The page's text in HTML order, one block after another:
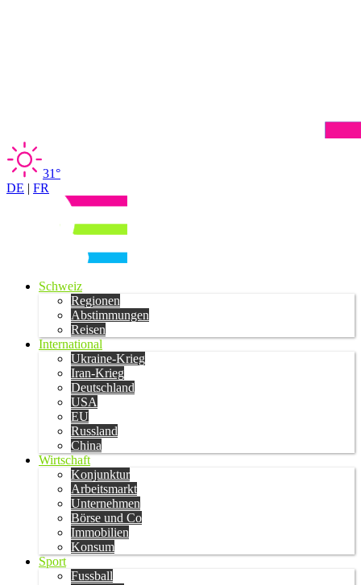
31°
DE | FR
Schweiz
Regionen
Abstimmungen
Reisen
International
Ukraine-Krieg
Iran-Krieg
Deutschland
USA
EU
Russland
China
Wirtschaft
Konjunktur
Arbeitsmarkt
Unternehmen
Börse und Co
Immobilien
Konsum
Sport
Fussball